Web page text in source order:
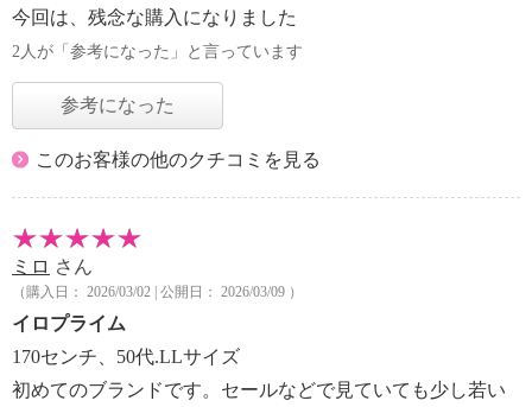
今回は、残念な購入になりました
2人が「参考になった」と言っています
参考になった
このお客様の他のクチコミを見る
ミロ さん
（購入日： 2026/03/02 | 公開日： 2026/03/09 ）
イロプライム
170センチ、50代.LLサイズ
初めてのブランドです。セールなどで見ていても少し若い